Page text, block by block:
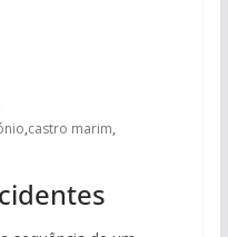
,castro marim,